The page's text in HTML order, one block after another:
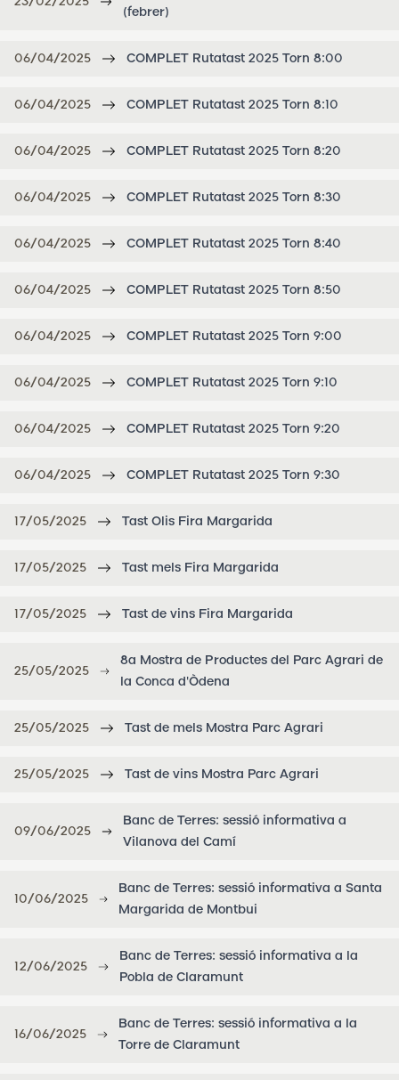
(febrer)
06/04/2025 COMPLET Rutatast 2025 Torn 8:00
06/04/2025 COMPLET Rutatast 2025 Torn 8:10
06/04/2025 COMPLET Rutatast 2025 Torn 8:20
06/04/2025 COMPLET Rutatast 2025 Torn 8:30
06/04/2025 COMPLET Rutatast 2025 Torn 8:40
06/04/2025 COMPLET Rutatast 2025 Torn 8:50
06/04/2025 COMPLET Rutatast 2025 Torn 9:00
06/04/2025 COMPLET Rutatast 2025 Torn 9:10
06/04/2025 COMPLET Rutatast 2025 Torn 9:20
06/04/2025 COMPLET Rutatast 2025 Torn 9:30
17/05/2025 Tast Olis Fira Margarida
17/05/2025 Tast mels Fira Margarida
17/05/2025 Tast de vins Fira Margarida
25/05/2025
8a Mostra de Productes del Parc Agrari de
la Conca d'Òdena
25/05/2025 Tast de mels Mostra Parc Agrari
25/05/2025 Tast de vins Mostra Parc Agrari
09/06/2025
Banc de Terres: sessió informativa a
Vilanova del Camí
10/06/2025
Banc de Terres: sessió informativa a Santa
Margarida de Montbui
12/06/2025
Banc de Terres: sessió informativa a la
Pobla de Claramunt
16/06/2025
Banc de Terres: sessió informativa a la
Torre de Claramunt